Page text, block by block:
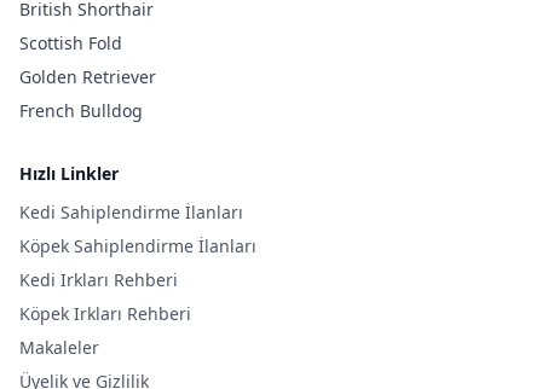
British Shorthair
Scottish Fold
Golden Retriever
French Bulldog
Hızlı Linkler
Kedi Sahiplendirme İlanları
Köpek Sahiplendirme İlanları
Kedi Irkları Rehberi
Köpek Irkları Rehberi
Makaleler
Üyelik ve Gizlilik